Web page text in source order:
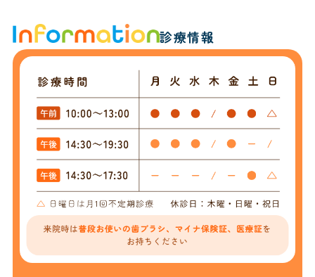
診療情報